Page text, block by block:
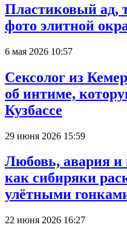
Пластиковый ад,
фото элитной
6 мая 2026 10:57
Сексолог из
об интиме,
Кузбассе
29 июня 2026 15:59
Любовь, авария
как сибиряки
улётными
22 июня 2026 16:27